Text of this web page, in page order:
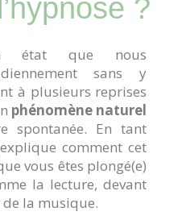
?
que nous
sans y
à plusieurs reprises
phénomène naturel
spontanée. En tant
comment cet
vous êtes plongé(e)
la lecture, devant
la musique.